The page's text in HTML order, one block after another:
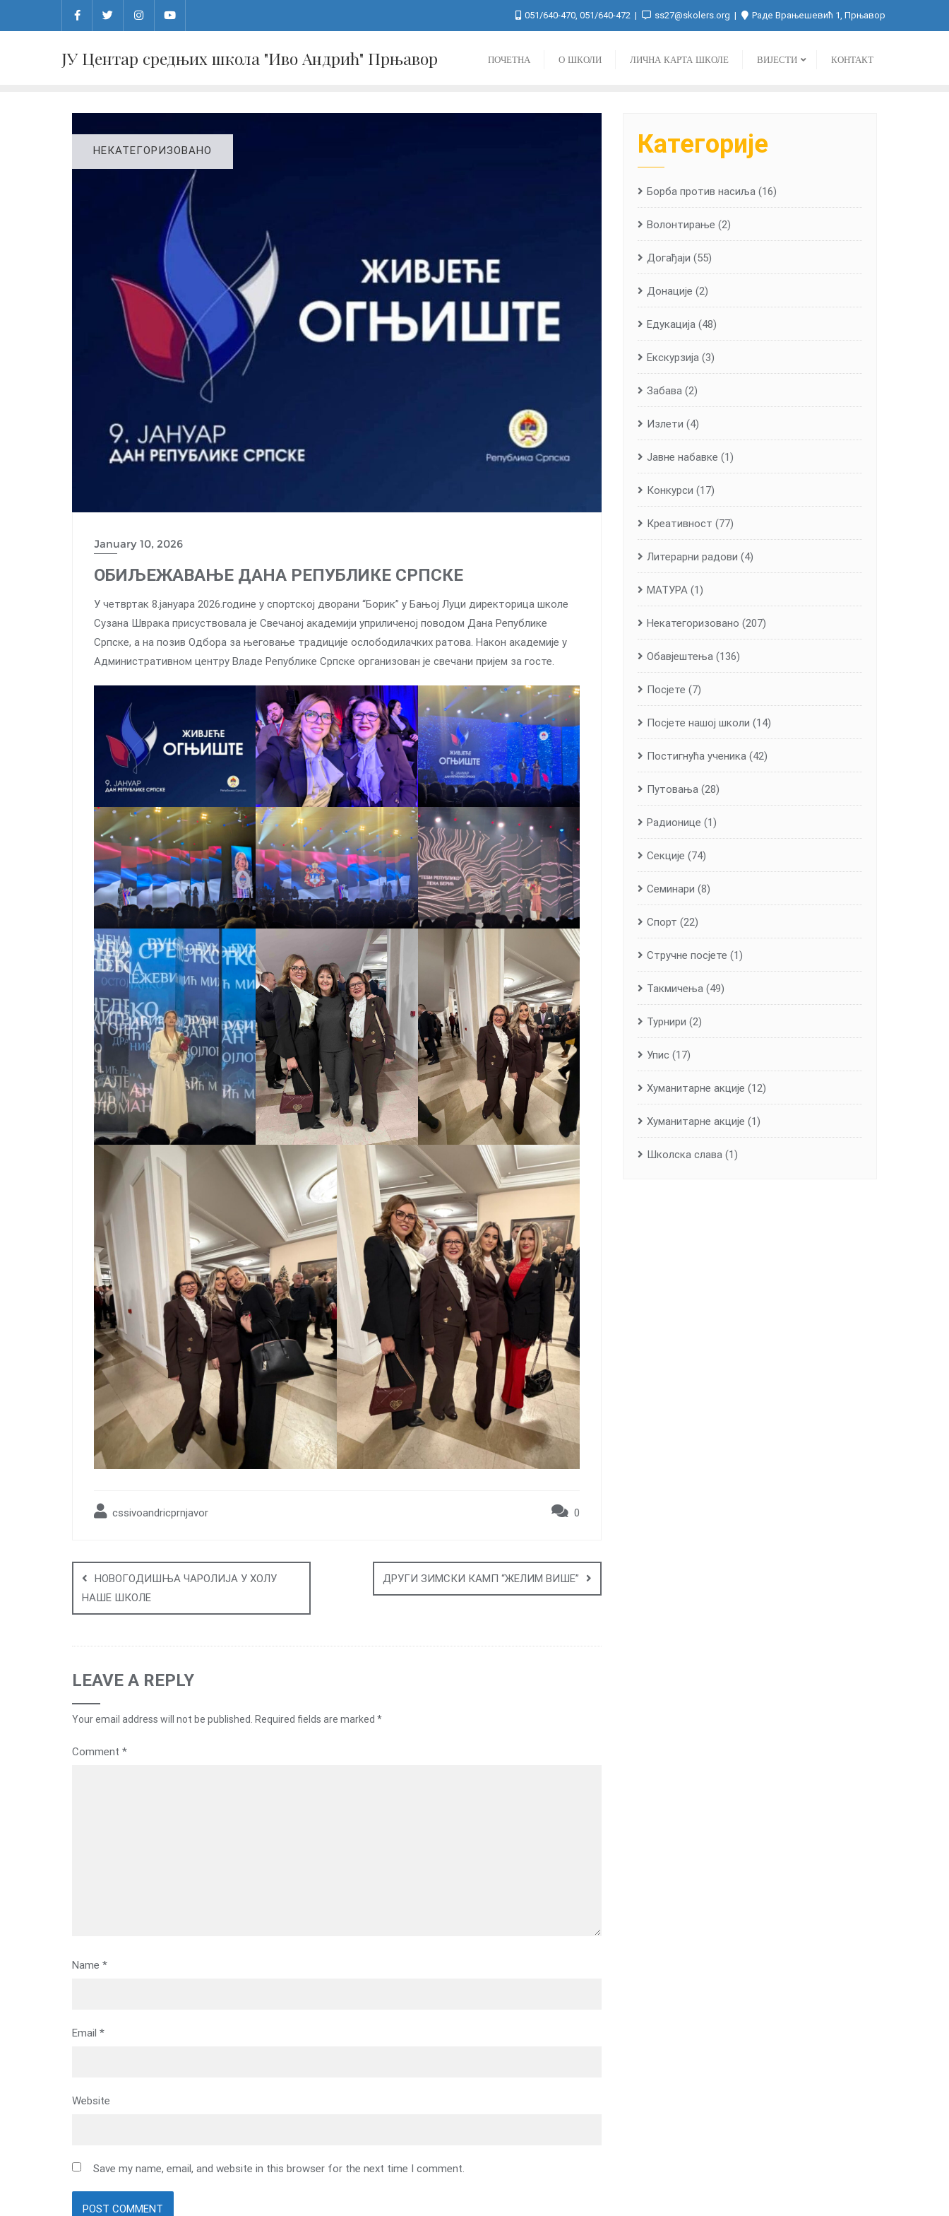
051/640-470, 051/640-472 ss27@skolers.org Раде Врањешевић 1, Прњавор
ЈУ Центар средњих школа "Иво Андрић" Прњавор ПОЧЕТНА О ШКОЛИ ЛИЧНА КАРТА ШКОЛЕ ВИЈЕСТИ КОНТАКТ
НЕКАТЕГОРИЗОВАНО
January 10, 2026
ОБИЉЕЖАВАЊЕ ДАНА РЕПУБЛИКЕ СРПСКЕ
У четвртак 8.јануара 2026.године у спортској дворани “Борик” у Бањој Луци директорица школе
Сузана Шврака присуствовала је Свечаној академији уприличеној поводом Дана Републике
Српске, а на позив Одбора за његовање традиције ослободилачких ратова. Након академије у
Административном центру Владе Републике Српске организован је свечани пријем за госте.
cssivoandricprnjavor 0
navigation
НОВОГОДИШЊА ЧАРОЛИЈА У ХОЛУ
НАШЕ ШКОЛЕ
ДРУГИ ЗИМСКИ КАМП “ЖЕЛИМ ВИШЕ”
LEAVE A REPLY
Your email address will not be published. Required fields are marked *
Comment *
Name *
Email *
Website
Save my name, email, and website in this browser for the next time I comment.
Категорије
Борба против насиља (16)
Волонтирање (2)
Догађаји (55)
Донације (2)
Едукација (48)
Екскурзија (3)
Забава (2)
Излети (4)
Јавне набавке (1)
Конкурси (17)
Креативност (77)
Литерарни радови (4)
МАТУРА (1)
Некатегоризовано (207)
Обавјештења (136)
Посјете (7)
Посјете нашој школи (14)
Постигнућа ученика (42)
Путовања (28)
Радионице (1)
Секције (74)
Семинари (8)
Спорт (22)
Стручне посјете (1)
Такмичења (49)
Турнири (2)
Упис (17)
Хуманитарне aкције (12)
Хуманитарне акције (1)
Школска слава (1)